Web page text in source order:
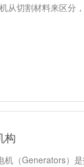
从切割材料来区分
构
机（Generators）